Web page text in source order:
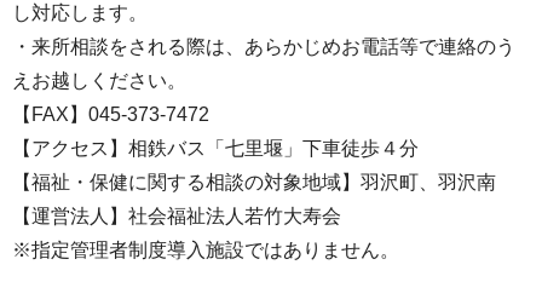
し対応します。
・来所相談をされる際は、あらかじめお電話等で連絡のう
えお越しください。
【FAX】045-373-7472
【アクセス】相鉄バス「七里堰」下車徒歩４分
【福祉・保健に関する相談の対象地域】羽沢町、羽沢南
【運営法人】社会福祉法人若竹大寿会
※指定管理者制度導入施設ではありません。